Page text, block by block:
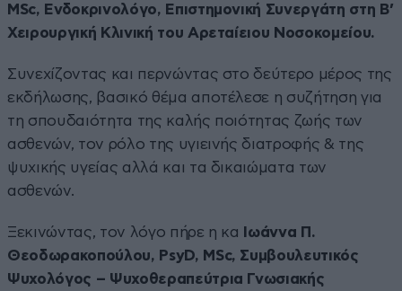
MSc, Ενδοκρινολόγο, Επιστημονική Συνεργάτη στη Β’
Χειρουργική Κλινική του Αρεταίειου Νοσοκομείου.
Συνεχίζοντας και περνώντας στο δεύτερο μέρος της
εκδήλωσης, βασικό θέμα αποτέλεσε η συζήτηση για
τη σπουδαιότητα της καλής ποιότητας ζωής των
ασθενών, τον ρόλο της υγιεινής διατροφής & της
ψυχικής υγείας αλλά και τα δικαιώματα των
ασθενών.
Ξεκινώντας, τον λόγο πήρε η κα
Ιωάννα Π.
Θεοδωρακοπούλου, PsyD, MSc, Συμβουλευτικός
Ψυχολόγος – Ψυχοθεραπεύτρια Γνωσιακής